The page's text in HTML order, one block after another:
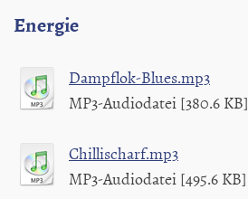
Energie
Dampflok-Blues.mp3
MP3-Audiodatei [380.6 KB]
Chillischarf.mp3
MP3-Audiodatei [495.6 KB]